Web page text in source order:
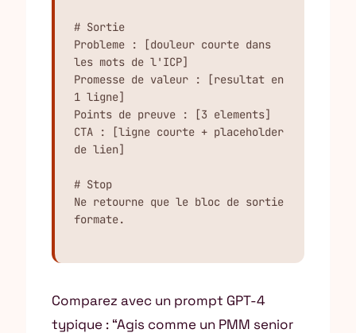
# Sortie
Probleme : [douleur courte dans
les mots de l'ICP]
Promesse de valeur : [resultat en
1 ligne]
Points de preuve : [3 elements]
CTA : [ligne courte + placeholder
de lien]
# Stop
Ne retourne que le bloc de sortie
formate.
Comparez avec un prompt GPT-4
typique : “Agis comme un PMM senior